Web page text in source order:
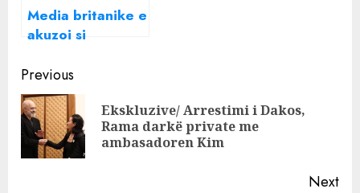
kolosale parash
Media britanike e
akuzoi si
të bandave,
reagon blogerja
shqiptare: S’jam
kriminele, ja
arsyeja
Continue
Reading
Previous
Ekskluzive/ Arrestimi i Dakos,
Rama darkë private me
ambasadoren Kim
Next